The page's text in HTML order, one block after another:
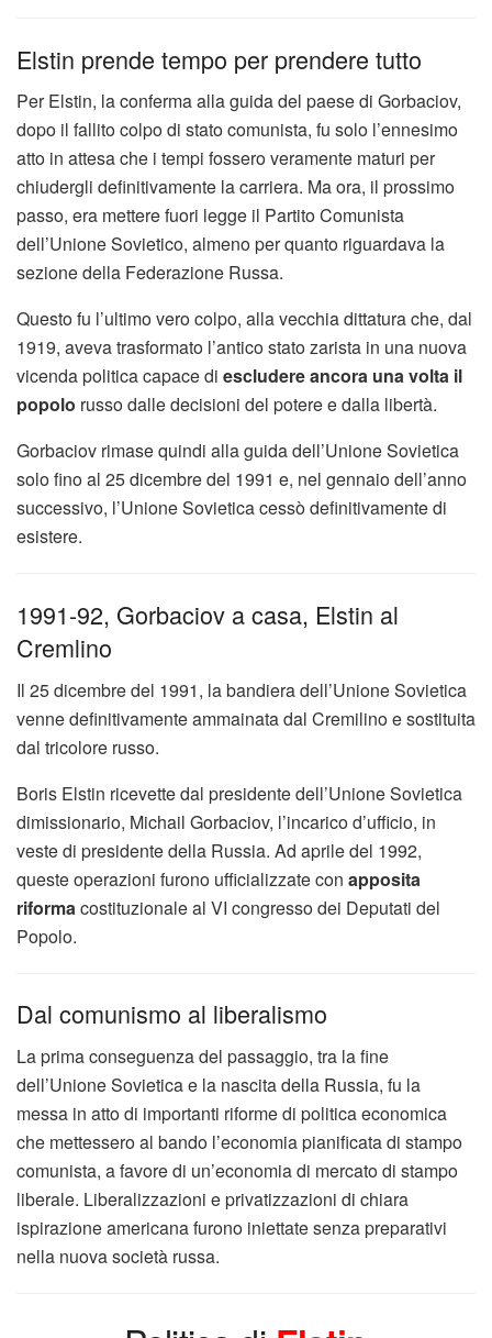
Elstin prende tempo per prendere tutto
Per Elstin, la conferma alla guida del paese di Gorbaciov,
dopo il fallito colpo di stato comunista, fu solo l’ennesimo
atto in attesa che i tempi fossero veramente maturi per
chiudergli definitivamente la carriera. Ma ora, il prossimo
passo, era mettere fuori legge il Partito Comunista
dell’Unione Sovietico, almeno per quanto riguardava la
sezione della Federazione Russa.
Questo fu l’ultimo vero colpo, alla vecchia dittatura che, dal
1919, aveva trasformato l’antico stato zarista in una nuova
vicenda politica capace di escludere ancora una volta il
popolo russo dalle decisioni del potere e dalla libertà.
Gorbaciov rimase quindi alla guida dell’Unione Sovietica
solo fino al 25 dicembre del 1991 e, nel gennaio dell’anno
successivo, l’Unione Sovietica cessò definitivamente di
esistere.
1991-92, Gorbaciov a casa, Elstin al
Cremlino
Il 25 dicembre del 1991, la bandiera dell’Unione Sovietica
venne definitivamente ammainata dal Cremilino e sostituita
dal tricolore russo.
Boris Elstin ricevette dal presidente dell’Unione Sovietica
dimissionario, Michail Gorbaciov, l’incarico d’ufficio, in
veste di presidente della Russia. Ad aprile del 1992,
queste operazioni furono ufficializzate con apposita
riformacostituzionale al VI congresso dei Deputati del
Popolo.
Dal comunismo al liberalismo
La prima conseguenza del passaggio, tra la fine
dell’Unione Sovietica e la nascita della Russia, fu la
messa in atto di importanti riforme di politica economica
che mettessero al bando l’economia pianificata di stampo
comunista, a favore di un’economia di mercato di stampo
liberale. Liberalizzazioni e privatizzazioni di chiara
ispirazione americana furono iniettate senza preparativi
nella nuova società russa.